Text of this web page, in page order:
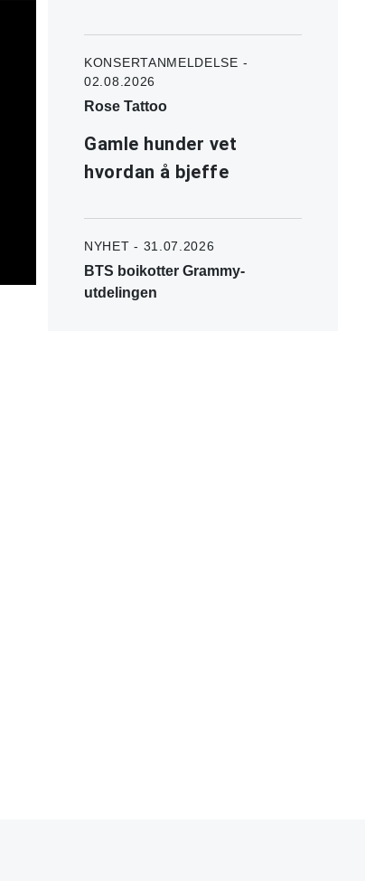
KONSERTANMELDELSE -
02.08.2026
Rose Tattoo
Gamle hunder vet
hvordan å bjeffe
NYHET - 31.07.2026
BTS boikotter Grammy-
utdelingen